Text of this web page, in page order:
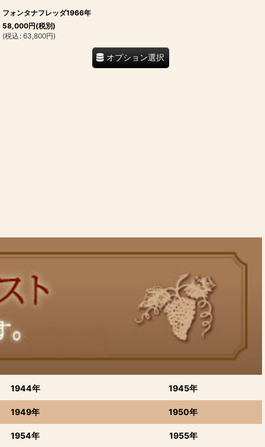
フォンタナフレッダ1966年
58,000円(税別)
(税込 : 63,800円)
オプション選択
1944年 1945年
1949年 1950年
1954年 1955年